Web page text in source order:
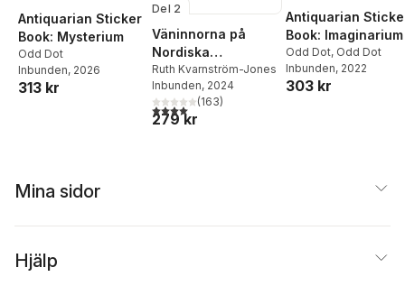
Antiquarian Sticker
Book: Mysterium
Odd Dot
Inbunden, 2026
313 kr
Del 2
Väninnorna på
Nordiska
Kompaniet
Ruth Kvarnström-Jones
Inbunden, 2024
4,0utav 5 stjärnor. Totalt antal röster:
(163)
279 kr
Antiquarian
Book: Imaginarium
Odd Dot, Odd Dot
Inbunden, 2022
303 kr
Mina sidor
Hjälp